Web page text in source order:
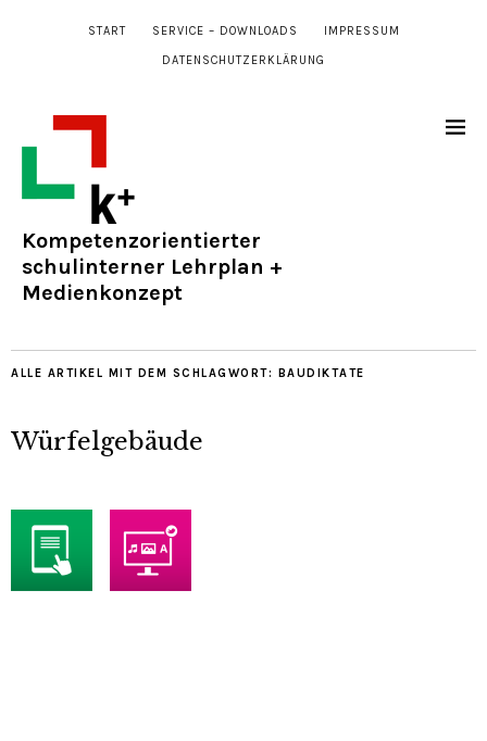
START SERVICE – DOWNLOADS IMPRESSUM
DATENSCHUTZERKLÄRUNG
Kompetenzorientierter
schulinterner Lehrplan +
Medienkonzept
ALLE ARTIKEL MIT DEM SCHLAGWORT: BAUDIKTATE
Würfelgebäude